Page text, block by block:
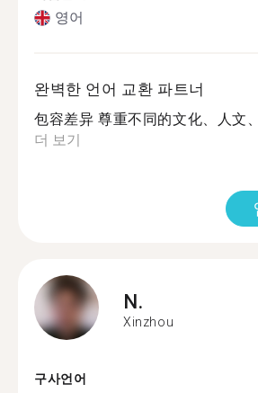
영어
완벽한 언어 교환 파트너
包容差异 尊重不同的文化、人文
더 보기
N.
Xinzhou
구사언어